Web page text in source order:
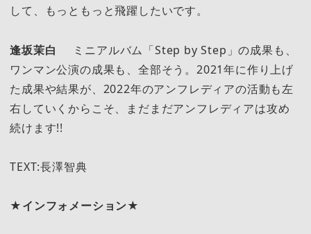
して、もっともっと飛躍したいです。
逢坂茉白
ミニアルバム「Step by Step」の成果も、
ワンマン公演の成果も、全部そう。2021年に作り上げ
た成果や結果が、2022年のアンフレディアの活動も左
右していくからこそ、まだまだアンフレディアは攻め
続けます!!
TEXT:長澤智典
★インフォメーション★